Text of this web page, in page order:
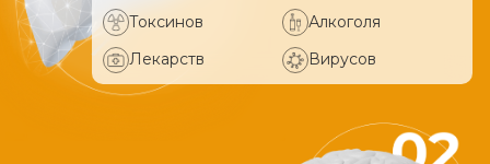
Токсинов
Алкоголя
Лекарств
Вирусов